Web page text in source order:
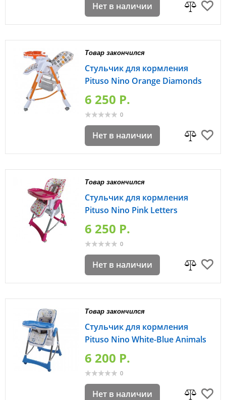
Нет в наличии
Товар закончился
Стульчик для кормления
Pituso Nino Orange Diamonds
6 250 P.
0
Нет в наличии
Товар закончился
Стульчик для кормления
Pituso Nino Pink Letters
6 250 P.
0
Нет в наличии
Товар закончился
Стульчик для кормления
Pituso Nino White-Blue Animals
6 200 P.
0
Нет в наличии